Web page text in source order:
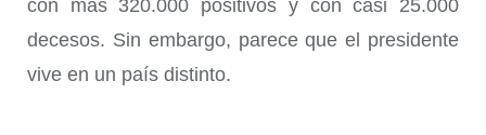
con más 320.000 positivos y con casi 25.000
decesos. Sin embargo, parece que el presidente
vive en un país distinto.